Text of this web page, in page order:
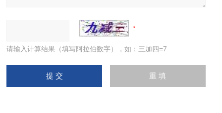
请输入计算结果（填写阿拉伯数字），如：三加四=7